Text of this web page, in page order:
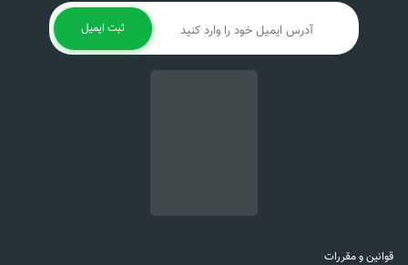
قوانین و مقررات
ثبت ایمیل